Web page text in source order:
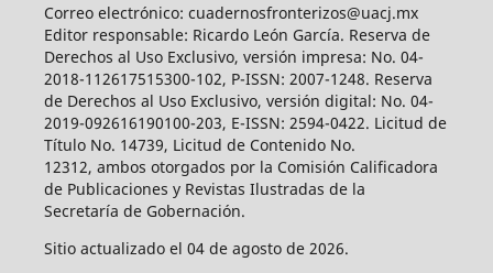
Correo electrónico: cuadernosfronterizos@uacj.mx
Editor responsable: Ricardo León García. Reserva de
Derechos al Uso Exclusivo, versión impresa: No. 04-
2018-112617515300-102, P-ISSN: 2007-1248. Reserva
de Derechos al Uso Exclusivo, versión digital: No. 04-
2019-092616190100-203, E-ISSN: 2594-0422. Licitud de
Título No. 14739, Licitud de Contenido No.
12312, ambos otorgados por la Comisión Calificadora
de Publicaciones y Revistas Ilustradas de la
Secretaría de Gobernación.
Sitio actualizado el 04 de agosto de 2026.